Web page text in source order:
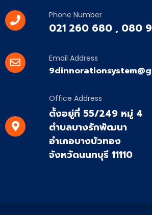
Phone Number
021 260 680 , 080
Email Address
Office Address
ตั้งอยู่ที่ 55/249 หมู่ 4
ตำบลบางรักพัฒนา
อำเภอบางบัวทอง
จังหวัดนนทบุรี 11110